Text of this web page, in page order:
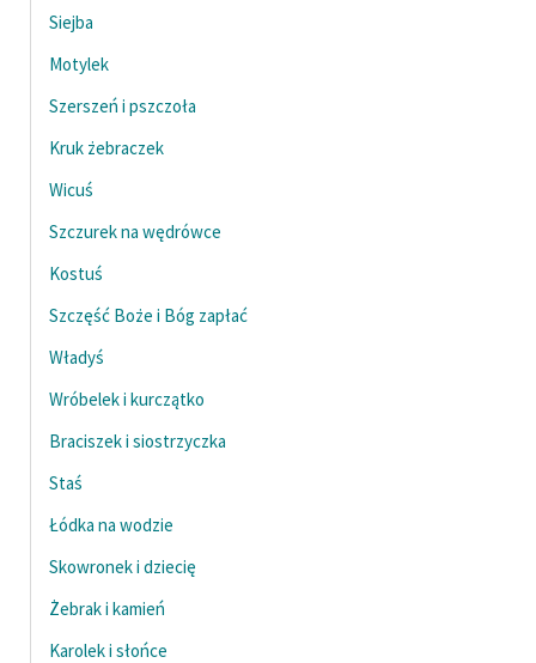
Zasady wykorzystania
Materiały promocyjne
Polityka prywatności
Regulamin biblioteki
Dane fundacji i
sprawozdania finansowe
Regulamin darowizn
Informacja o treściach
wrażliwych
Deklaracja dostępności
Siejba
Motylek
Szerszeń i pszczoła
Kruk żebraczek
Wicuś
Szczurek na wędrówce
Kostuś
Szczęść Boże i Bóg zapłać
Władyś
Wróbelek i kurczątko
Braciszek i siostrzyczka
Staś
Łódka na wodzie
Skowronek i dziecię
Żebrak i kamień
Karolek i słońce